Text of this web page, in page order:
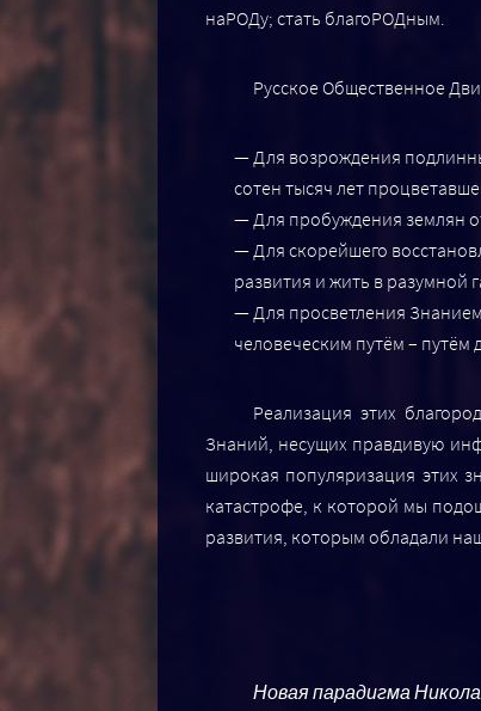
наРОДу; стать благоРОДным.
Русское Общественное
— Для возрождения
сотен тысяч лет
— Для пробуждения землян
— Для скорейшего
развития и жить в разумной
— Для просветления
человеческим путём – путём
Реализация этих
Знаний, несущих правдивую
широкая популяризация этих
катастрофе, к которой мы
развития, которым обладали
Новая парадигма